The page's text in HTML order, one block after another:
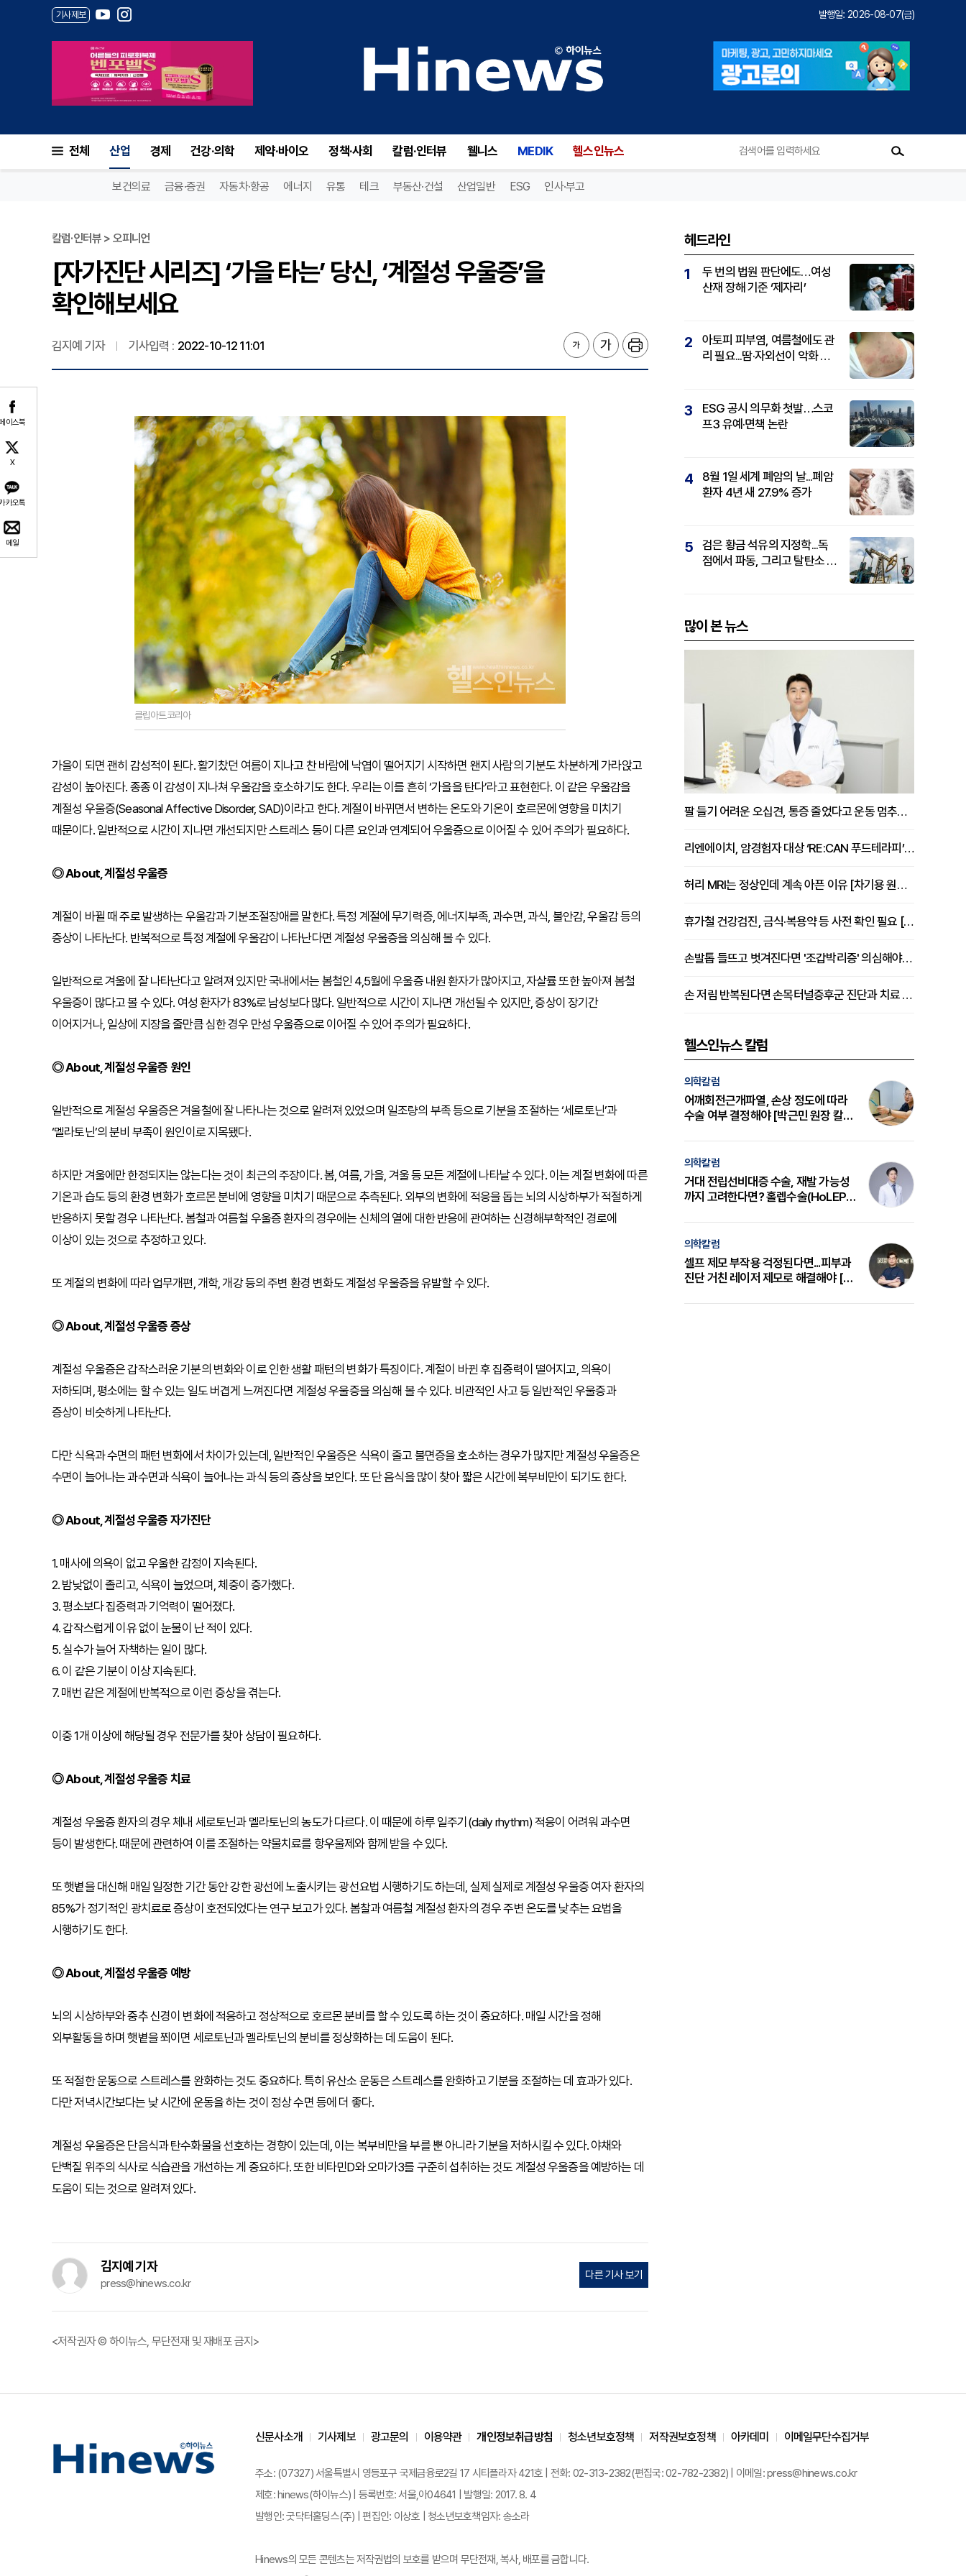
기사제보 발행일: 2026-08-07(금)
전체 산업 경제 건강·의학 제약·바이오 정책·사회 칼럼·인터뷰 웰니스 MEDIK 헬스인뉴스
보건의료 금융·증권 자동차·항공 에너지 유통 테크 부동산·건설 산업일반 ESG 인사·부고
이스북
X
카오톡
메일
칼럼·인터뷰 > 오피니언
[자가진단 시리즈] ‘가을 타는’ 당신, ‘계절성 우울증’을
확인해보세요
김지예 기자 기사입력 : 2022-10-12 11:01
클립아트코리아
가을이 되면 괜히 감성적이 된다. 활기찼던 여름이 지나고 찬 바람에 낙엽이 떨어지기 시작하면 왠지 사람의 기분도 차분하게 가라앉고
감성이 높아진다. 종종 이 감성이 지나쳐 우울감을 호소하기도 한다. 우리는 이를 흔히 ‘가을을 탄다’라고 표현한다. 이 같은 우울감을
계절성 우울증(Seasonal Affective Disorder, SAD)이라고 한다. 계절이 바뀌면서 변하는 온도와 기온이 호르몬에 영향을 미치기
때문이다. 일반적으로 시간이 지나면 개선되지만 스트레스 등이 다른 요인과 연계되어 우울증으로 이어질 수 있어 주의가 필요하다.
◎ About, 계절성 우울증
계절이 바뀔 때 주로 발생하는 우울감과 기분조절장애를 말한다. 특정 계절에 무기력증, 에너지부족, 과수면, 과식, 불안감, 우울감 등의
증상이 나타난다. 반복적으로 특정 계절에 우울감이 나타난다면 계절성 우울증을 의심해 볼 수 있다.
일반적으로 겨울에 잘 나타난다고 알려져 있지만 국내에서는 봄철인 4,5월에 우울증 내원 환자가 많아지고, 자살률 또한 높아져 봄철
우울증이 많다고 볼 수 있다. 여성 환자가 83%로 남성보다 많다. 일반적으로 시간이 지나면 개선될 수 있지만, 증상이 장기간
이어지거나, 일상에 지장을 줄만큼 심한 경우 만성 우울증으로 이어질 수 있어 주의가 필요하다.
◎ About, 계절성 우울증 원인
일반적으로 계절성 우울증은 겨울철에 잘 나타나는 것으로 알려져 있었으며 일조량의 부족 등으로 기분을 조절하는 ‘세로토닌’과
‘멜라토닌’의 분비 부족이 원인이로 지목됐다.
하지만 겨울에만 한정되지는 않는다는 것이 최근의 주장이다. 봄, 여름, 가을, 겨울 등 모든 계절에 나타날 수 있다. 이는 계절 변화에 따른
기온과 습도 등의 환경 변화가 호르몬 분비에 영향을 미치기 때문으로 추측된다. 외부의 변화에 적응을 돕는 뇌의 시상하부가 적절하게
반응하지 못할 경우 나타난다. 봄철과 여름철 우울증 환자의 경우에는 신체의 열에 대한 반응에 관여하는 신경해부학적인 경로에
이상이 있는 것으로 추정하고 있다.
또 계절의 변화에 따라 업무개편, 개학, 개강 등의 주변 환경 변화도 계절성 우울증을 유발할 수 있다.
◎ About, 계절성 우울증 증상
계절성 우울증은 갑작스러운 기분의 변화와 이로 인한 생활 패턴의 변화가 특징이다. 계절이 바뀐 후 집중력이 떨어지고, 의욕이
저하되며, 평소에는 할 수 있는 일도 버겹게 느껴진다면 계절성 우울증을 의심해 볼 수 있다. 비관적인 사고 등 일반적인 우울증과
증상이 비슷하게 나타난다.
다만 식욕과 수면의 패턴 변화에서 차이가 있는데, 일반적인 우울증은 식욕이 줄고 불면증을 호소하는 경우가 많지만 계절성 우울증은
수면이 늘어나는 과수면과 식욕이 늘어나는 과식 등의 증상을 보인다. 또 단 음식을 많이 찾아 짧은 시간에 복부비만이 되기도 한다.
◎ About, 계절성 우울증 자가진단
1. 매사에 의욕이 없고 우울한 감정이 지속된다.
2. 밤낮없이 졸리고, 식욕이 늘었으며, 체중이 증가했다.
3. 평소보다 집중력과 기억력이 떨어졌다.
4. 갑작스럽게 이유 없이 눈물이 난 적이 있다.
5. 실수가 늘어 자책하는 일이 많다.
6. 이 같은 기분이 이상 지속된다.
7. 매번 같은 계절에 반복적으로 이런 증상을 겪는다.
이중 1개 이상에 해당될 경우 전문가를 찾아 상담이 필요하다.
◎ About, 계절성 우울증 치료
계절성 우울증 환자의 경우 체내 세로토닌과 멜라토닌의 농도가 다르다. 이 때문에 하루 일주기(daily rhythm) 적응이 어려워 과수면
등이 발생한다. 때문에 관련하여 이를 조절하는 약물치료를 항우울제와 함께 받을 수 있다.
또 햇볕을 대신해 매일 일정한 기간 동안 강한 광선에 노출시키는 광선요법 시행하기도 하는데, 실제 실제로 계절성 우울증 여자 환자의
85%가 정기적인 광치료로 증상이 호전되었다는 연구 보고가 있다. 봄찰과 여름철 계절성 환자의 경우 주변 온도를 낮추는 요법을
시행하기도 한다.
◎ About, 계절성 우울증 예방
뇌의 시상하부와 중추 신경이 변화에 적응하고 정상적으로 호르몬 분비를 할 수 있도록 하는 것이 중요하다. 매일 시간을 정해
외부활동을 하며 햇볕을 쬐이면 세로토닌과 멜라토닌의 분비를 정상화하는 데 도움이 된다.
또 적절한 운동으로 스트레스를 완화하는 것도 중요하다. 특히 유산소 운동은 스트레스를 완화하고 기분을 조절하는 데 효과가 있다.
다만 저녁시간보다는 낮 시간에 운동을 하는 것이 정상 수면 등에 더 좋다.
계절성 우울증은 단음식과 탄수화물을 선호하는 경향이 있는데, 이는 복부비만을 부를 뿐 아니라 기분을 저하시킬 수 있다. 야채와
단백질 위주의 식사로 식습관을 개선하는 게 중요하다. 또한 비타민D와 오마가3를 구준히 섭취하는 것도 계절성 우울증을 예방하는 데
도움이 되는 것으로 알려져 있다.
김지예 기자
press@hinews.co.kr
다른 기사 보기
<저작권자 © 하이뉴스, 무단전재 및 재배포 금지>
헤드라인
1
두 번의 법원 판단에도…여성
산재 장해 기준 ‘제자리’
2
아토피 피부염, 여름철에도 관
리 필요...땀·자외선이 악화 요
3
ESG 공시 의무화 첫발…스코
프3 유예·면책 논란
4
8월 1일 세계 폐암의 날...폐암
환자 4년 새 27.9% 증가
5
검은 황금 석유의 지정학...독
점에서 파동, 그리고 탈탄소 패
많이 본 뉴스
팔 들기 어려운 오십견, 통증 줄었다고 운동 멈추면 안 되는 이유 [이병욱 원장 칼럼]
리엔에이치, 암경험자 대상 ‘RE:CAN 푸드테라피’ 운영
허리 MRI는 정상인데 계속 아픈 이유 [차기용 원장 칼럼]
휴가철 건강검진, 금식·복용약 등 사전 확인 필요 [정도감 원장 칼럼]
손발톱 들뜨고 벗겨진다면 '조갑박리증' 의심해야 [김철윤 원장 칼럼]
손 저림 반복된다면 손목터널증후군 진단과 치료 시기 살펴야 [김동현 원장 칼럼]
헬스인뉴스 칼럼
의학칼럼
어깨회전근개파열, 손상 정도에 따라
수술 여부 결정해야 [박근민 원장 칼
의학칼럼
거대 전립선비대증 수술, 재발 가능성
까지 고려한다면? 홀렙수술(HoLEP)
의학칼럼
셀프 제모 부작용 걱정된다면...피부과
진단 거친 레이저 제모로 해결해야 [변
신문사소개 기사제보 광고문의 이용약관 개인정보취급방침 청소년보호정책 저작권보호정책 아카데미 이메일무단수집거부
주소: (07327) 서울특별시 영등포구 국제금융로2길 17 시티플라자 421호 | 전화: 02-313-2382(편집국: 02-782-2382) | 이메일: press@hinews.co.kr
제호: hinews(하이뉴스) | 등록번호: 서울,아04641 | 발행일: 2017. 8. 4
발행인: 굿닥터홀딩스(주) | 편집인: 이상호 | 청소년보호책임자: 송소라
Hinews의 모든 콘텐츠는 저작권법의 보호를 받으며 무단전재, 복사, 배포를 금합니다.